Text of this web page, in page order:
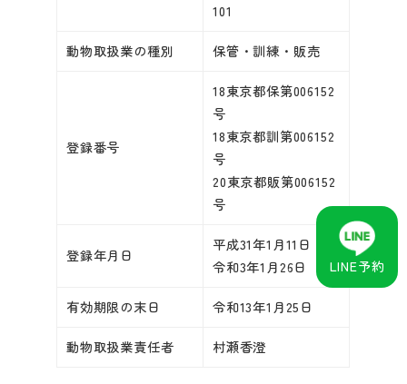
101
動物取扱業の種別 保管・訓練・販売
登録番号
18東京都保第006152
号
18東京都訓第006152
号
20東京都販第006152
号
登録年月日
平成31年1月11日
令和3年1月26日
有効期限の末日 令和13年1月25日
動物取扱業責任者 村瀬香澄
LINE予約